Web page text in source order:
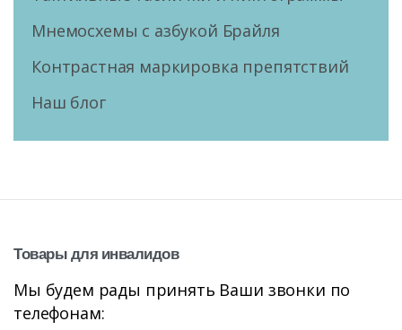
Мнемосхемы с азбукой Брайля
Контрастная маркировка препятствий
Наш блог
Товарыдля инвалидов
Мы будем рады принять Ваши звонки по
телефонам: